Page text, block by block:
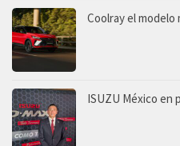
Coolray el modelo
ISUZU México en